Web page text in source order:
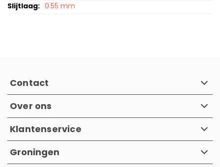
0.55 mm
Contact
Over ons
Klantenservice
Groningen